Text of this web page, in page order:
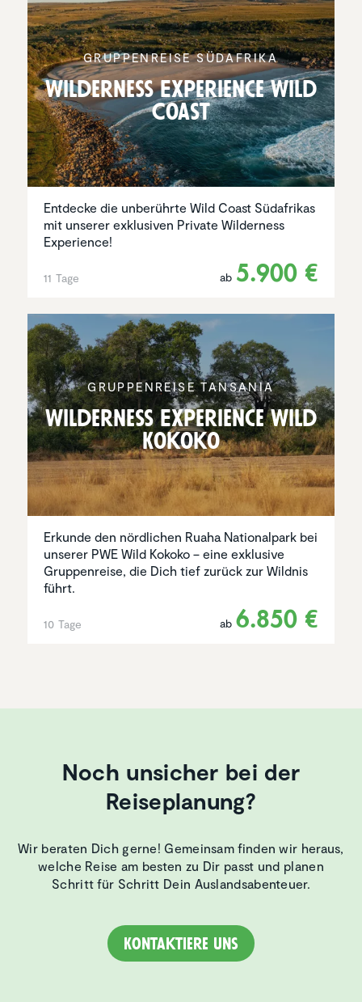
GRUPPEN­REISE SÜDAFRIKA
Wilder­ness Experi­ence Wild
Coast
Entdecke die unberührte Wild Coast Südafrikas
mit unserer exklusiven Private Wilderness
Experience!
11 Tage ab 5.900 €
GRUPPEN­REISE TANSANIA
Wilder­ness Experi­ence Wild
Kokoko
Erkunde den nördlichen Ruaha Nationalpark bei
unserer PWE Wild Kokoko – eine exklusive
Gruppenreise, die Dich tief zurück zur Wildnis
führt.
10 Tage ab 6.850 €
Noch unsicher bei der
Reiseplanung?
Wir beraten Dich gerne! Gemeinsam finden wir heraus,
welche Reise am besten zu Dir passt und planen
Schritt für Schritt Dein Auslandsabenteuer.
Kontaktiere uns